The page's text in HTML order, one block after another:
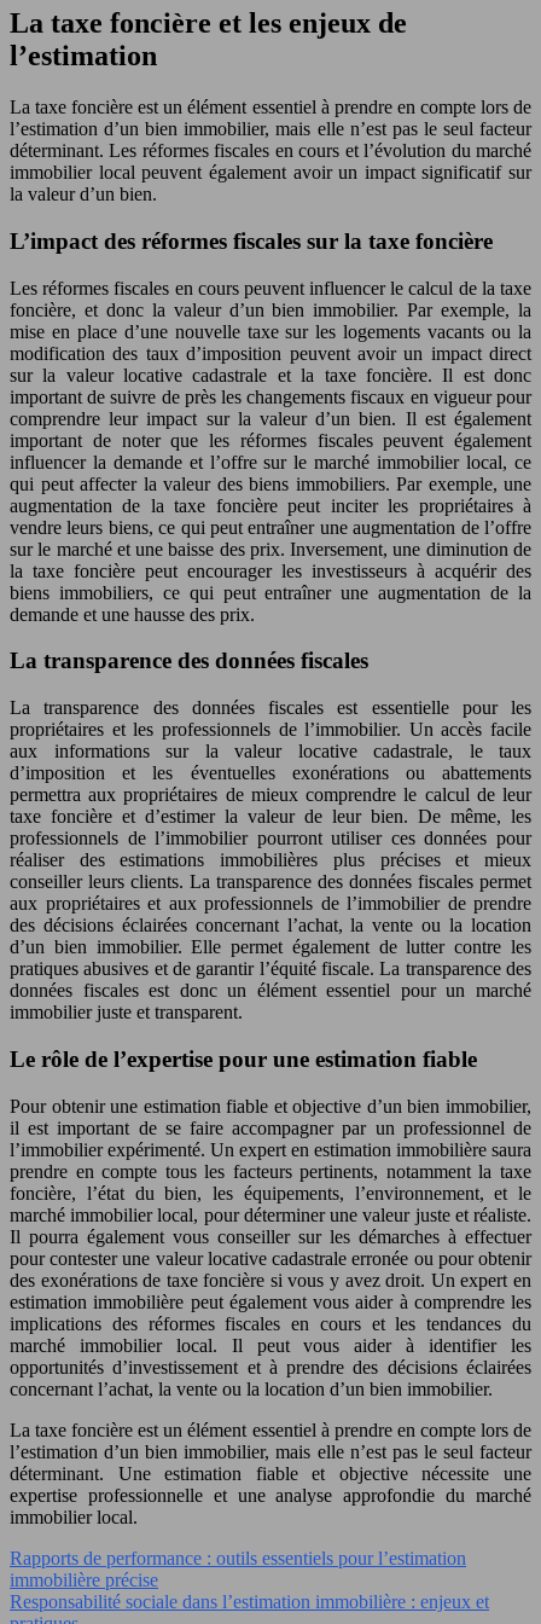
La taxe foncière et les enjeux de
l’estimation
La taxe foncière est un élément essentiel à prendre en compte lors de
l’estimation d’un bien immobilier, mais elle n’est pas le seul facteur
déterminant. Les réformes fiscales en cours et l’évolution du marché
immobilier local peuvent également avoir un impact significatif sur
la valeur d’un bien.
L’impact des réformes fiscales sur la taxe foncière
Les réformes fiscales en cours peuvent influencer le calcul de la taxe
foncière, et donc la valeur d’un bien immobilier. Par exemple, la
mise en place d’une nouvelle taxe sur les logements vacants ou la
modification des taux d’imposition peuvent avoir un impact direct
sur la valeur locative cadastrale et la taxe foncière. Il est donc
important de suivre de près les changements fiscaux en vigueur pour
comprendre leur impact sur la valeur d’un bien. Il est également
important de noter que les réformes fiscales peuvent également
influencer la demande et l’offre sur le marché immobilier local, ce
qui peut affecter la valeur des biens immobiliers. Par exemple, une
augmentation de la taxe foncière peut inciter les propriétaires à
vendre leurs biens, ce qui peut entraîner une augmentation de l’offre
sur le marché et une baisse des prix. Inversement, une diminution de
la taxe foncière peut encourager les investisseurs à acquérir des
biens immobiliers, ce qui peut entraîner une augmentation de la
demande et une hausse des prix.
La transparence des données fiscales
La transparence des données fiscales est essentielle pour les
propriétaires et les professionnels de l’immobilier. Un accès facile
aux informations sur la valeur locative cadastrale, le taux
d’imposition et les éventuelles exonérations ou abattements
permettra aux propriétaires de mieux comprendre le calcul de leur
taxe foncière et d’estimer la valeur de leur bien. De même, les
professionnels de l’immobilier pourront utiliser ces données pour
réaliser des estimations immobilières plus précises et mieux
conseiller leurs clients. La transparence des données fiscales permet
aux propriétaires et aux professionnels de l’immobilier de prendre
des décisions éclairées concernant l’achat, la vente ou la location
d’un bien immobilier. Elle permet également de lutter contre les
pratiques abusives et de garantir l’équité fiscale. La transparence des
données fiscales est donc un élément essentiel pour un marché
immobilier juste et transparent.
Le rôle de l’expertise pour une estimation fiable
Pour obtenir une estimation fiable et objective d’un bien immobilier,
il est important de se faire accompagner par un professionnel de
l’immobilier expérimenté. Un expert en estimation immobilière saura
prendre en compte tous les facteurs pertinents, notamment la taxe
foncière, l’état du bien, les équipements, l’environnement, et le
marché immobilier local, pour déterminer une valeur juste et réaliste.
Il pourra également vous conseiller sur les démarches à effectuer
pour contester une valeur locative cadastrale erronée ou pour obtenir
des exonérations de taxe foncière si vous y avez droit. Un expert en
estimation immobilière peut également vous aider à comprendre les
implications des réformes fiscales en cours et les tendances du
marché immobilier local. Il peut vous aider à identifier les
opportunités d’investissement et à prendre des décisions éclairées
concernant l’achat, la vente ou la location d’un bien immobilier.
La taxe foncière est un élément essentiel à prendre en compte lors de
l’estimation d’un bien immobilier, mais elle n’est pas le seul facteur
déterminant. Une estimation fiable et objective nécessite une
expertise professionnelle et une analyse approfondie du marché
immobilier local.
Rapports de performance : outils essentiels pour l’estimation
immobilière précise
Responsabilité sociale dans l’estimation immobilière : enjeux et